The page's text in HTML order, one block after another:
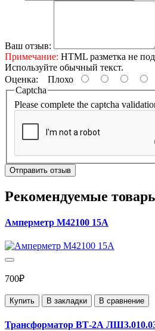
Ваш отзыв:
Примечание: HTML разметка не
Используйте обычный текст.
Оценка: Плохо
Captcha
Please complete the captcha
Отправить отзыв
Рекомендуемые
Амперметр М42100 15А
700₽
Купить В закладки В сравнение
Трансформатор ВТ-2А